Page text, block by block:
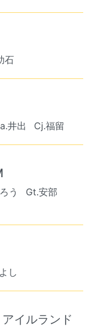
石
井出 Cj.福留
う
Gt.安部
し
イルランド